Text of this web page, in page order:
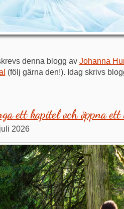
denna blogg av Johanna
(följ gärna den!). Idag skrivs
ett kapitel och öppna
2026